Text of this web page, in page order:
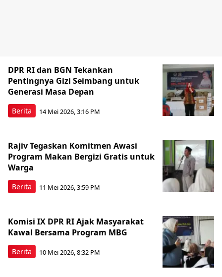
Berita
DPR RI dan BGN Tekankan
Pentingnya Gizi Seimbang untuk
Generasi Masa Depan
14 Mei 2026, 3:16 PM
Berita
Rajiv Tegaskan Komitmen Awasi
Program Makan Bergizi Gratis untuk
Warga
11 Mei 2026, 3:59 PM
Berita
Komisi IX DPR RI Ajak Masyarakat
Kawal Bersama Program MBG
10 Mei 2026, 8:32 PM